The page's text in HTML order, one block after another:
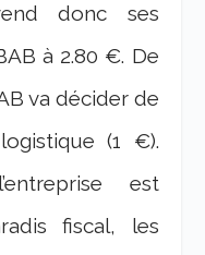
donc ses
à 2.80 €. De
va décider de
(1 €).
est
fiscal, les